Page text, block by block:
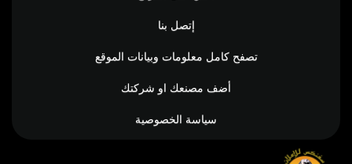
إتصل بنا
تصفح كامل معلومات وبيانات الموقع
أضف مصنعك او شركتك
سياسة الخصوصية